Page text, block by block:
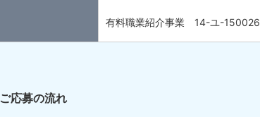
有料職業紹介事業 14-ユ-150026
ご応募の流れ